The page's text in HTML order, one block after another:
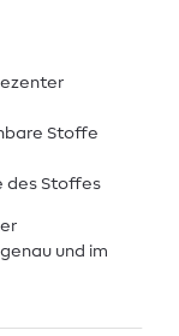
Stoffe
des Stoffes
und im